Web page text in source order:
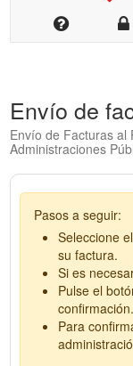
Envío de
Envío de Facturas al
Administraciones
Pasos a seguir:
Seleccione
su factura.
Si es
Pulse el
confirmación.
Para